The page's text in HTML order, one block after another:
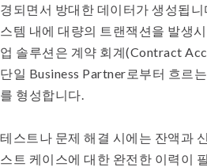
경되면서 방대한 데이터가 생성됩
스템 내에 대량의 트랜잭션을 발생
업 솔루션은 계약 회계(Contract
단일 Business Partner로부터 흐르
를 형성합니다.
테스트나 문제 해결 시에는 잔액과
스트 케이스에 대한 완전한 이력이